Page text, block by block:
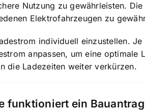
Nutzung zu gewährleisten.
Elektrofahrzeugen zu
individuell einzustellen.
anpassen, um eine
die Ladezeiten weiter verkürzen.
funktioniert ein